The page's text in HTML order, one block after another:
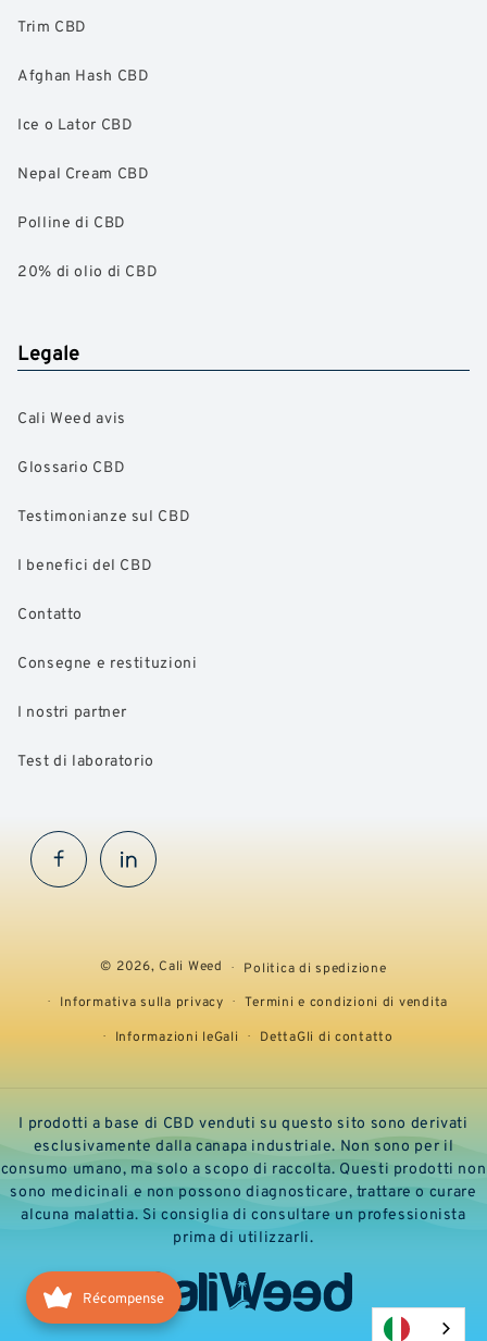
Trim CBD
Afghan Hash CBD
Ice o Lator CBD
Nepal Cream CBD
Polline di CBD
20% di olio di CBD
Legale
Cali Weed avis
Glossario CBD
Testimonianze sul CBD
I benefici del CBD
Contatto
Consegne e restituzioni
I nostri partner
Test di laboratorio
FacebookInstaGram
© 2026,Cali Weed
Politica di spedizione
Informativa sulla privacy
Termini e condizioni di vendita
Informazioni leGali
DettaGli di contatto
I prodotti a base di CBD venduti su questo sito sono derivati
esclusivamente dalla canapa industriale. Non sono per il
consumo umano, ma solo a scopo di raccolta. Questi prodotti non
sono medicinali e non possono diagnosticare, trattare o curare
alcuna malattia. Si consiglia di consultare un professionista
prima di utilizzarli.
Récompense